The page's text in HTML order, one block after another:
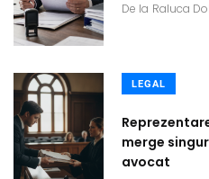
De la Raluca
LEGAL
merge
avocat